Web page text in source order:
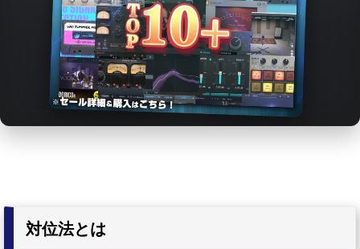
対位法とは